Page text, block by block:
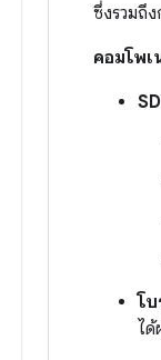
ซึ่งรวมถึง
คอมโพ
โบ
ไ